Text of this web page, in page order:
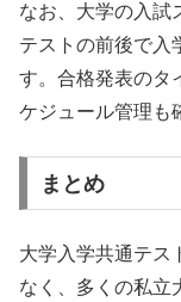
なお、大学の入試
テストの前後で入
す。合格発表のタ
ケジュール管理も
まとめ
大学入学共通テス
なく、多くの私立